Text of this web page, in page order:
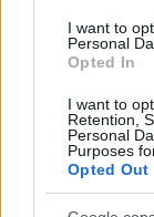
I want to
Personal
Opted In
I want to
Retention,
Personal
Purposes
Opted Out